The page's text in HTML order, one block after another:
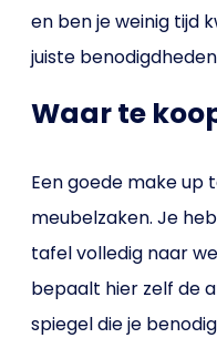
en ben je weinig tijd
juiste
Waar te
Een goede make up
meubelzaken. Je
tafel volledig naar
bepaalt hier zelf de
spiegel die je